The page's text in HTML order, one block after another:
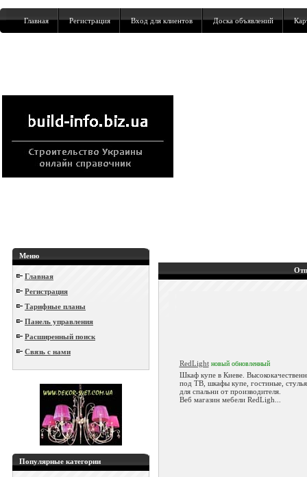
Главная Регистрация Вход для клиентов Доска объявлений
Меню
Главная
Регистрация
Тарифные планы
Панель управления
Расширенный поиск
Связь с нами
Популярные категории
RedLight новый обновленный
Шкаф купе в Киеве.
под ТВ, шкафы купе, гостиные,
для спальни от производителя.
Веб магазин мебели RedLigh...